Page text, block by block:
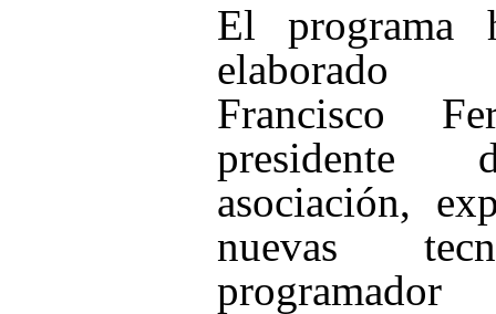
El programa
Francisco
asociación,
nuevas
programador